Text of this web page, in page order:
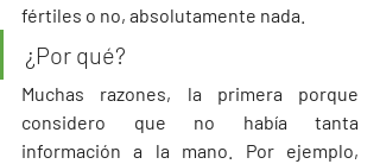
fértiles o no, absolutamente nada.
¿Por qué?
Muchas razones, la primera porque
considero que no había tanta
información a la mano. Por ejemplo,